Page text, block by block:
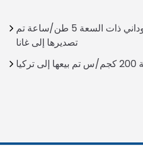
وحدة تقشير الفول السوداني ذات السعة 5 طن/ساعة تم
تصديرها إلى غانا